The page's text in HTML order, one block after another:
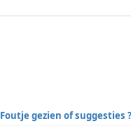
Foutje gezien of suggesties ?